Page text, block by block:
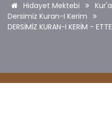
Hidayet Mektebi
Dersimiz Kuran-I Kerim
DERSİMİZ KURAN-I KERİM -